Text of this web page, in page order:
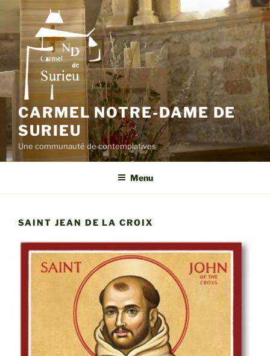
Aller
contenu
principal
CARMEL NOTRE-DAME DE
SURIEU
Une communauté de contemplatives
Menu
SAINT JEAN DE LA CROIX